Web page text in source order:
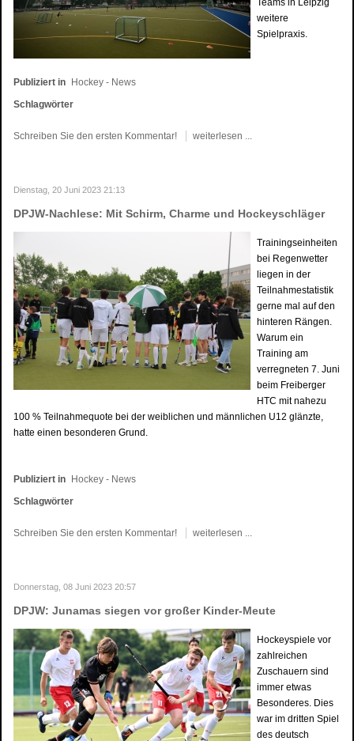
Teams in Leipzig
weitere
Spielpraxis.
Publiziert in Hockey - News
Schlagwörter
Schreiben Sie den ersten Kommentar! weiterlesen ...
Dienstag, 20 Juni 2023 21:13
DPJW-Nachlese: Mit Schirm, Charme und Hockeyschläger
Trainingseinheiten
bei Regenwetter
liegen in der
Teilnahmestatistik
gerne mal auf den
hinteren Rängen.
Warum ein
Training am
verregneten 7. Juni
beim Freiberger
HTC mit nahezu
100 % Teilnahmequote bei der weiblichen und männlichen U12 glänzte,
hatte einen besonderen Grund.
Publiziert in Hockey - News
Schlagwörter
Schreiben Sie den ersten Kommentar! weiterlesen ...
Donnerstag, 08 Juni 2023 20:57
DPJW: Junamas siegen vor großer Kinder-Meute
Hockeyspiele vor
zahlreichen
Zuschauern sind
immer etwas
Besonderes. Dies
war im dritten Spiel
des deutsch